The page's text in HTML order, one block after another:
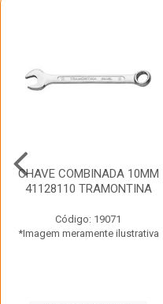
CHAVE COMBINADA 10MM
41128110 TRAMONTINA
Código: 19071
*Imagem meramente ilustrativa